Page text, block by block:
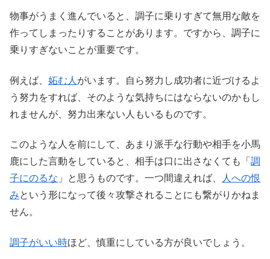
物事がうまく進んでいると、調子に乗りすぎて無用な敵を
作ってしまったりすることがあります。ですから、調子に
乗りすぎないことが重要です。
例えば、 妬む人 がいます。自ら努力し成功者に近づけるよ
う努力をすれば、そのような気持ちにはならないのかもし
れませんが、努力出来ない人もいるものです。
このような人を前にして、あまり派手な行動や相手を小馬
鹿にした言動をしていると、相手は口に出さなくても「 調
子にのるな 」と思うものです。一つ間違えれば、
人への恨
みという形になって後々攻撃されることにも繋がりかねま
せん。
調子がいい時ほど、慎重にしている方が良いでしょう。